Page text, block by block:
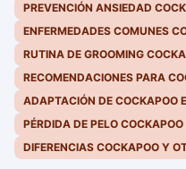
PREVENCIÓN ANSIEDAD
ENFERMEDADES COMUNES
RUTINA DE GROOMING
RECOMENDACIONES PARA
ADAPTACIÓN DE COCKAPOO
PÉRDIDA DE PELO COCKAPOO
DIFERENCIAS COCKAPOO Y